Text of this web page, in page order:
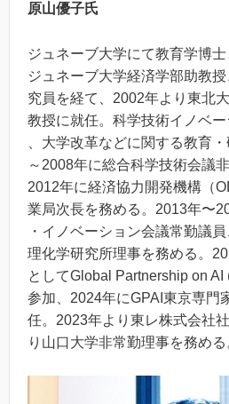
原山優子氏
ジュネーブ大学にて教育学博士
ジュネーブ大学経済学部助教
究員を経て、2002年より東北
教授に就任。科学技術イノベ
、大学改革などに関する教育
～2008年に総合科学技術会議
2012年に経済協力開発機構（
業局次長を務める。2013年〜
・イノベーション会議常勤議
理化学研究所理事を務める。
としてGlobal Partnership on AI
参加、2024年にGPAI東京専門
任。2023年より東レ株式会社
り山口大学非常勤理事を務める